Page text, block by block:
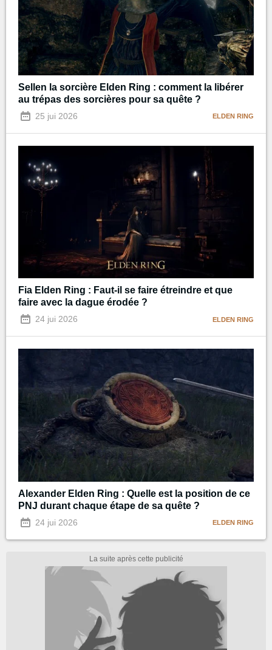
Sellen la sorcière Elden Ring : comment la libérer
au trépas des sorcières pour sa quête ?
25 jui 2026 ELDEN RING
Fia Elden Ring : Faut-il se faire étreindre et que
faire avec la dague érodée ?
24 jui 2026 ELDEN RING
Alexander Elden Ring : Quelle est la position de ce
PNJ durant chaque étape de sa quête ?
24 jui 2026 ELDEN RING